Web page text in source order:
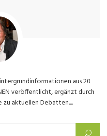
aus 20
veröffentlicht, ergänzt durch
aktuellen Debatten....